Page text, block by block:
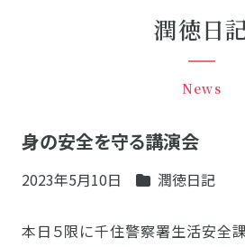
潤徳日記
News
身の安全を守る講演会
2023年5月10日 潤徳日記
本日５限に千住警察署生活安全